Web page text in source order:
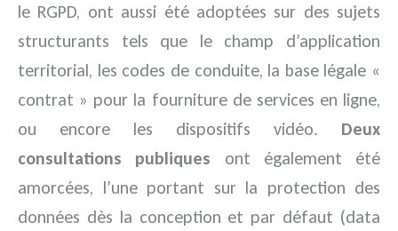
le RGPD, ont aussi été adoptées sur des sujets
structurants tels que le champ d’application
territorial, les codes de conduite, la base légale «
contrat » pour la fourniture de services en ligne,
ou encore les dispositifs vidéo. Deux
consultations publiques ont également été
amorcées, l’une portant sur la protection des
données dès la conception et par défaut (data